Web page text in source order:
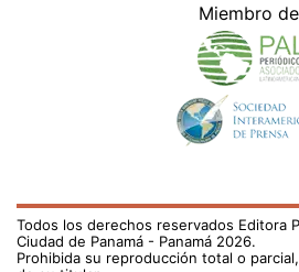
Miembro
Todos los derechos reservados Editora
Ciudad de Panamá - Panamá 2026.
Prohibida su reproducción total o